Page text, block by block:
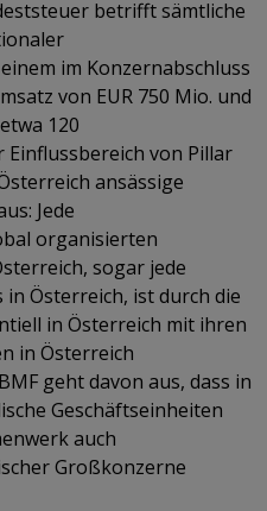
betrifft sämtliche
im Konzernabschluss
von EUR 750 Mio. und
120
von Pillar
ansässige
Jede
organisierten
sogar jede
Österreich, ist durch die
in Österreich mit ihren
in Österreich
geht davon aus, dass in
Geschäftseinheiten
auch
Großkonzerne